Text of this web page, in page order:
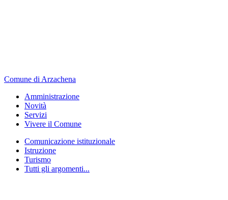
Comune di Arzachena
Amministrazione
Novità
Servizi
Vivere il Comune
Comunicazione istituzionale
Istruzione
Turismo
Tutti gli argomenti...